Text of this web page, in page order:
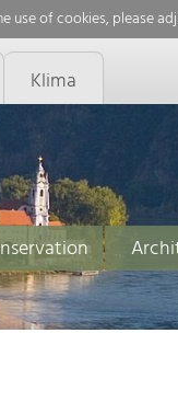
use of cookies, please
Klima